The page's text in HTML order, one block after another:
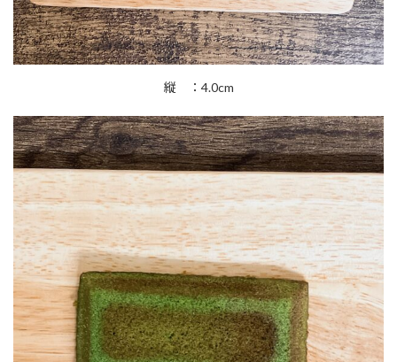
縦 ：4.0cm